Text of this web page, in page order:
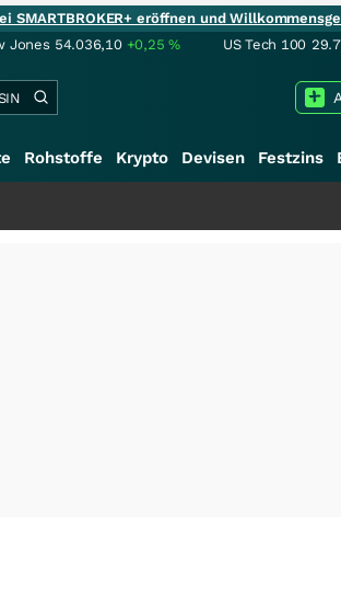
SMARTBROKER+ eröffnen und
Jones 54.036,10 +0,25% US Tech 100
Rohstoffe Krypto Devisen Festzins